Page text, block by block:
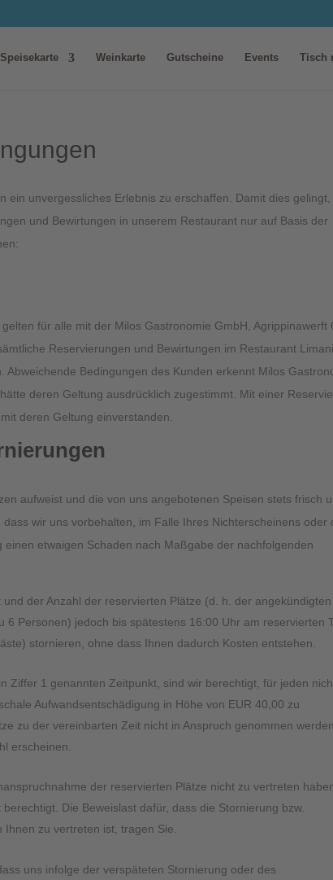
Speisekarte Weinkarte Gutscheine Events Tisch
unvergessliches Erlebnis zu erschaffen. Damit dies gelingt,
und Bewirtungen in unserem Restaurant nur auf Basis der
für alle mit der Milos Gastronomie GmbH, Agrippinawerft
Reservierungen und Bewirtungen im Restaurant Limani,
Bedingungen des Kunden erkennt Milos
deren Geltung ausdrücklich zugestimmt. Mit einer
deren Geltung einverstanden.
aufweist und die von uns angebotenen Speisen stets frisch
wir uns vorbehalten, im Falle Ihres Nichterscheinens oder
etwaigen Schaden nach Maßgabe der nachfolgenden
der Anzahl der reservierten Plätze (d. h. der angekündigten
Personen) jedoch bis spätestens 16:00 Uhr am reservierten
stornieren, ohne dass Ihnen dadurch Kosten entstehen.
Ziffer 1 genannten Zeitpunkt, sind wir berechtigt, für jeden
Aufwandsentschädigung in Höhe von EUR 40,00 zu
zu der vereinbarten Zeit nicht in Anspruch genommen
erscheinen.
der reservierten Plätze nicht zu vertreten
Die Beweislast dafür, dass die Stornierung bzw.
zu vertreten ist, tragen Sie.
uns infolge der verspäteten Stornierung oder des